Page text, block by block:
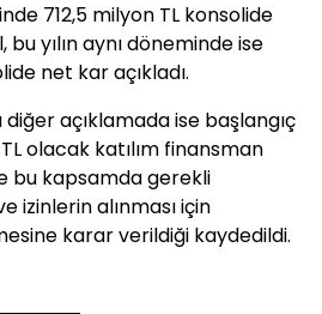
712,5 milyon TL konsolide
yılın aynı döneminde ise
net kar açıkladı.
diğer açıklamada ise başlangıç
olacak katılım finansman
bu kapsamda gerekli
izinlerin alınması için
karar verildiği kaydedildi.